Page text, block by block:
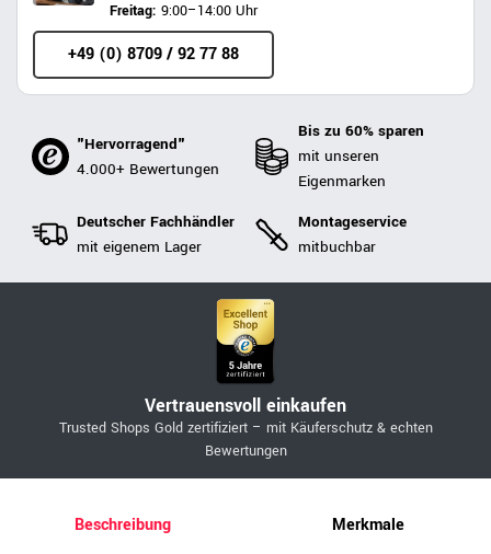
Freitag: 9:00–14:00 Uhr
+49 (0) 8709 / 92 77 88
"Hervorragend"
4.000+ Bewertungen
Bis zu 60% sparen
mit unseren
Eigenmarken
Deutscher Fachhändler
mit eigenem Lager
Montageservice
mitbuchbar
Vertrauensvoll einkaufen
Trusted Shops Gold zertifiziert – mit Käuferschutz & echten
Bewertungen
Beschreibung Merkmale